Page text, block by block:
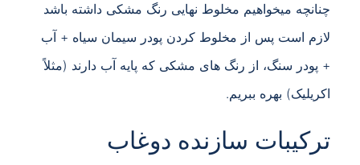
چنانچه میخواهیم مخلوط نهایی رنگ مشکی داشته باشد
لازم است پس از مخلوط کردن پودر سیمان سیاه + آب
+ پودر سنگ، از رنگ های مشکی که پایه آب دارند (مثلاً
اکریلیک) بهره ببریم.
ترکیبات سازنده دوغاب